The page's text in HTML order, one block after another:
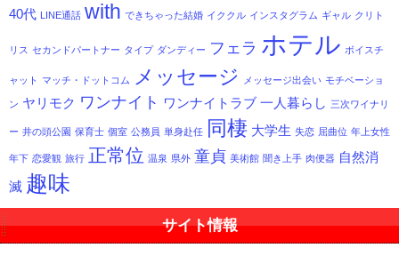
覧40代 LINE通話 with できちゃった結婚 イククル インスタグラム ギャル クリト
リス セカンドパートナー タイプ ダンディー フェラ ホテル ボイスチ
ャット マッチ・ドットコム メッセージ メッセージ出会い モチベーショ
ン ヤリモク ワンナイト ワンナイトラブ 一人暮らし 三次ワイナリ
ー 井の頭公園 保育士 個室 公務員 単身赴任 同棲 大学生 失恋 屈曲位 年上女性
年下 恋愛観 旅行 正常位 温泉 県外 童貞 美術館 聞き上手 肉便器 自然消
滅 趣味
サイト情報